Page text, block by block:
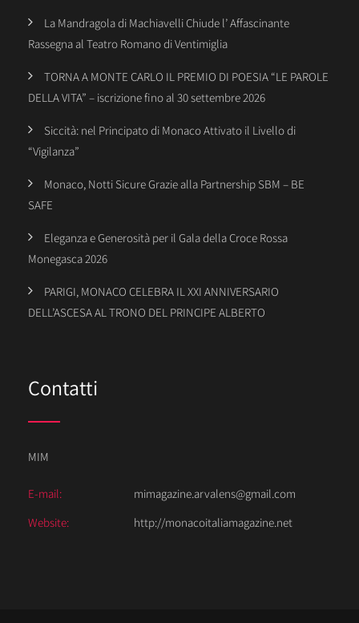
La Mandragola di Machiavelli Chiude l’ Affascinante
Rassegna al Teatro Romano di Ventimiglia
TORNA A MONTE CARLO IL PREMIO DI POESIA “LE PAROLE
DELLA VITA” – iscrizione fino al 30 settembre 2026
Siccità: nel Principato di Monaco Attivato il Livello di
“Vigilanza”
Monaco, Notti Sicure Grazie alla Partnership SBM – BE
SAFE
Eleganza e Generosità per il Gala della Croce Rossa
Monegasca 2026
PARIGI, MONACO CELEBRA IL XXI ANNIVERSARIO
DELL’ASCESA AL TRONO DEL PRINCIPE ALBERTO
Contatti
MIM
E-mail:
mimagazine.arvalens@gmail.com
Website:
http://monacoitaliamagazine.net